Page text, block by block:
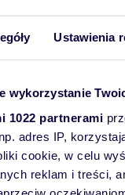
Ustawienia
wykorzystanie
1022 partnerami
adres IP,
cookie, w celu
reklam i treści,